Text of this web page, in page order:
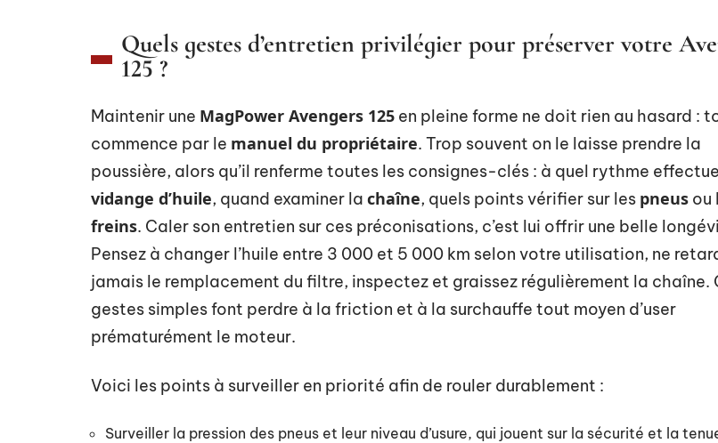
Quels gestes d’entretien privilégier pour préserver votre
125 ?
Maintenir une MagPower Avengers 125 en pleine forme ne doit rien au hasard :
commence par le manuel du propriétaire. Trop souvent on le laisse prendre la
poussière, alors qu’il renferme toutes les consignes-clés : à quel rythme
vidange d’huile, quand examiner la chaîne, quels points vérifier sur les pneus ou
freins. Caler son entretien sur ces préconisations, c’est lui offrir une belle
Pensez à changer l’huile entre 3 000 et 5 000 km selon votre utilisation, ne
jamais le remplacement du filtre, inspectez et graissez régulièrement la chaîne.
gestes simples font perdre à la friction et à la surchauffe tout moyen d’user
prématurément le moteur.
Voici les points à surveiller en priorité afin de rouler durablement :
Surveiller la pression des pneus et leur niveau d’usure, qui jouent sur la sécurité et la